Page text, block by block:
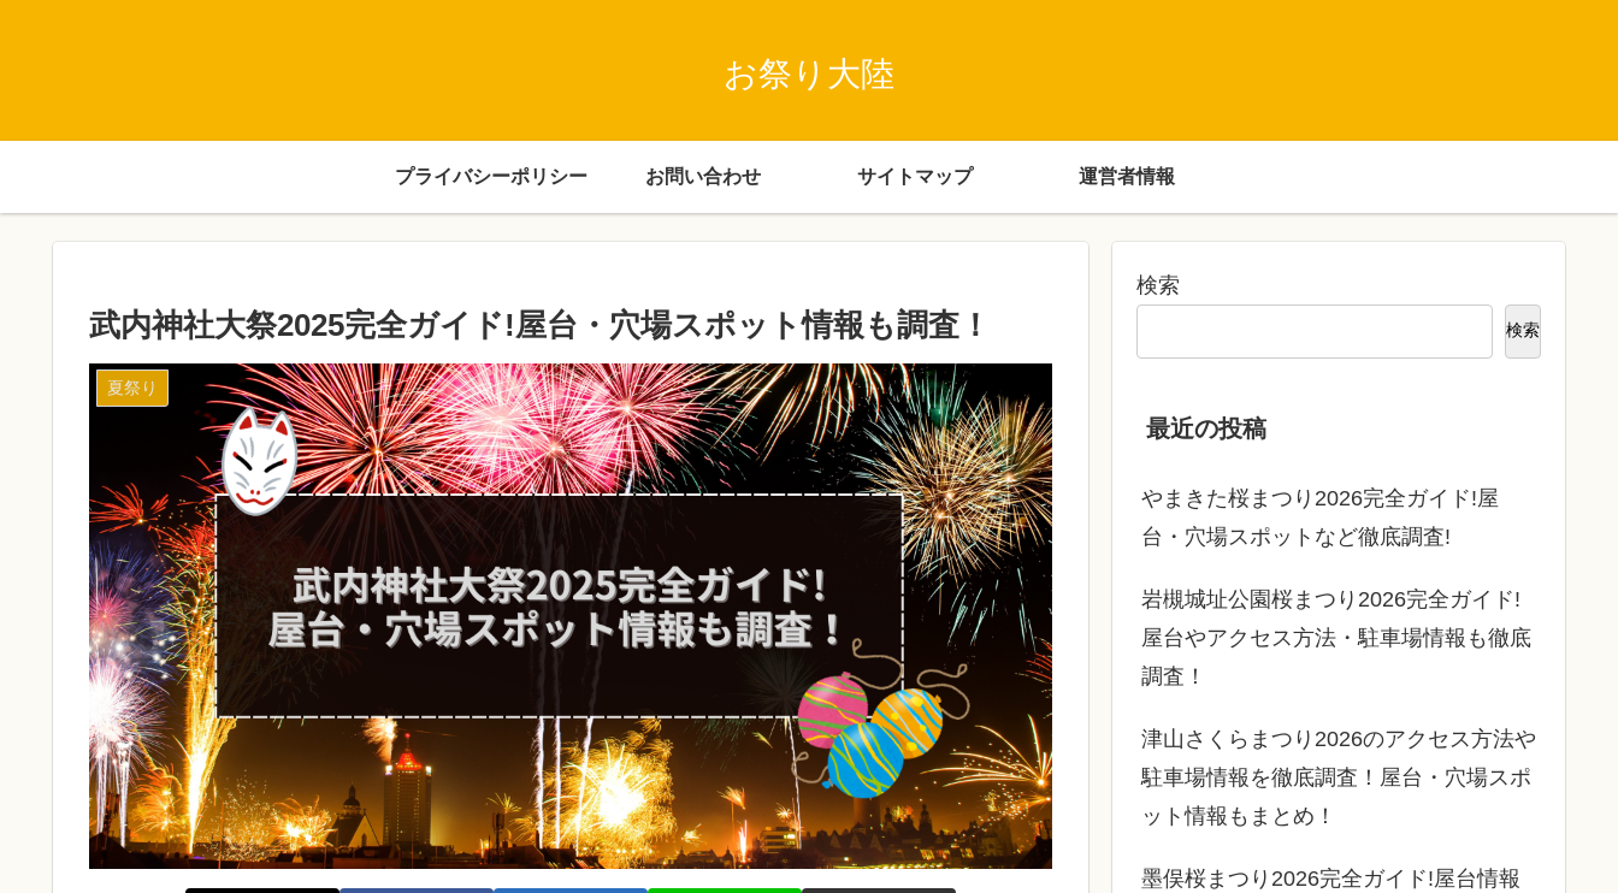
お祭り大陸
プライバシーポリシー お問い合わせ サイトマップ 運営者情報
武内神社大祭2025完全ガイド!屋台・穴場スポット情報も調査！
夏祭り
検索
検索
最近の投稿
やまきた桜まつり2026完全ガイド!屋
台・穴場スポットなど徹底調査!
岩槻城址公園桜まつり2026完全ガイド!
屋台やアクセス方法・駐車場情報も徹底
調査！
津山さくらまつり2026のアクセス方法や
駐車場情報を徹底調査！屋台・穴場スポ
ット情報もまとめ！
墨俣桜まつり2026完全ガイド!屋台情報